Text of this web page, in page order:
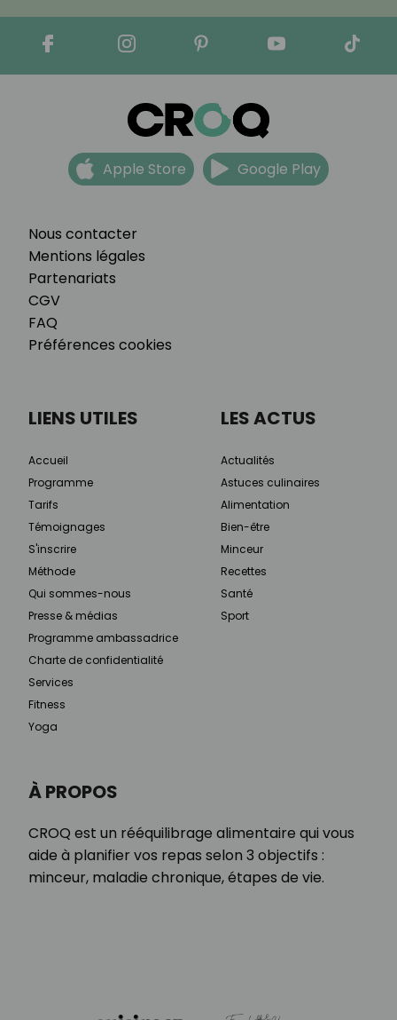
Nous contacter
Mentions légales
Partenariats
CGV
FAQ
Préférences cookies
Apple Store Google Play
À PROPOS
CROQ est un rééquilibrage alimentaire qui vous
aide à planifier vos repas selon 3 objectifs :
minceur, maladie chronique, étapes de vie.
LIENS UTILES
Accueil
Programme
Tarifs
Témoignages
S'inscrire
Méthode
Qui sommes-nous
Presse & médias
Programme ambassadrice
Charte de confidentialité
Services
Fitness
Yoga
LES ACTUS
Actualités
Astuces culinaires
Alimentation
Bien-être
Minceur
Recettes
Santé
Sport